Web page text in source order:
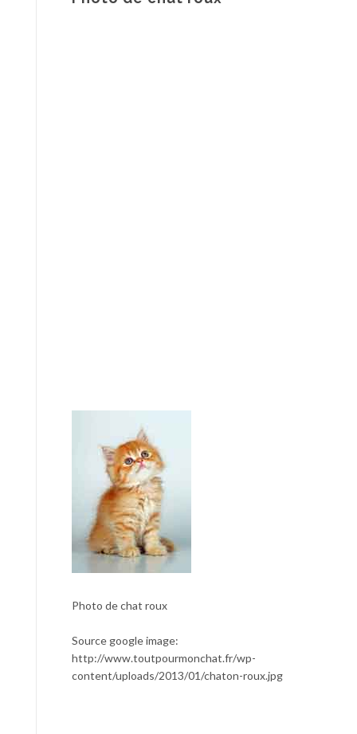
Photo de chat roux
Source google image:
http://www.toutpourmonchat.fr/wp-
content/uploads/2013/01/chaton-roux.jpg